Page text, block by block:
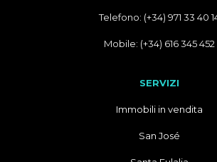
Telefono: (+34) 971 33 40
Mobile: (+34) 616 345 452
SERVIZI
Immobili in vendita
San José